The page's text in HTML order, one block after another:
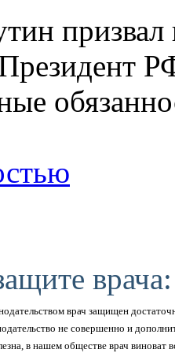
призвал
врача:
врач защищен
не совершенно и
в нашем обществе врач виноват